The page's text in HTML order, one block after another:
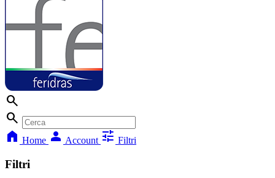
search
search
home Home person Account tune Filtri
Filtri